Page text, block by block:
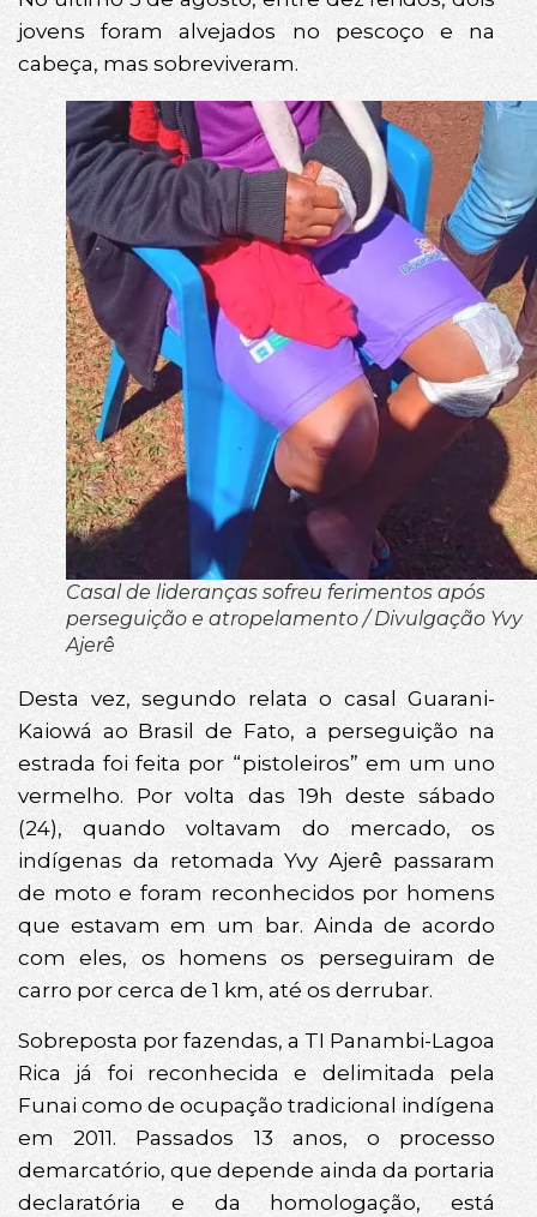
jovens foram alvejados no pescoço e na
cabeça, mas sobreviveram.
Casal de lideranças sofreu ferimentos após
perseguição e atropelamento / Divulgação Yvy
Ajerê
Desta vez, segundo relata o casal Guarani-
Kaiowá ao Brasil de Fato, a perseguição na
estrada foi feita por “pistoleiros” em um uno
vermelho. Por volta das 19h deste sábado
(24), quando voltavam do mercado, os
indígenas da retomada Yvy Ajerê passaram
de moto e foram reconhecidos por homens
que estavam em um bar. Ainda de acordo
com eles, os homens os perseguiram de
carro por cerca de 1 km, até os derrubar.
Sobreposta por fazendas, a TI Panambi-Lagoa
Rica já foi reconhecida e delimitada pela
Funai como de ocupação tradicional indígena
em 2011. Passados 13 anos, o processo
demarcatório, que depende ainda da portaria
declaratória e da homologação, está